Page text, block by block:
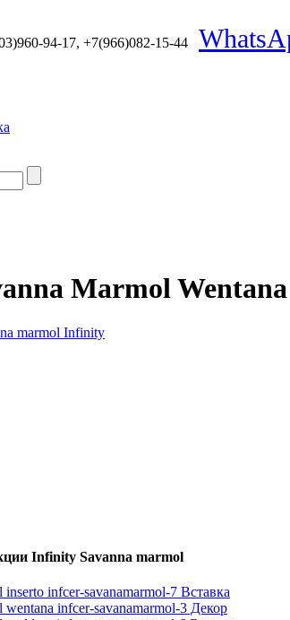
94-17, +7(966)082-15-44
Marmol Wentana
Infinity Savanna marmol